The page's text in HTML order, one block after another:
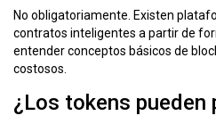
No obligatoriamente. Existen
contratos inteligentes a partir de
entender conceptos básicos de
costosos.
¿Los tokens pueden